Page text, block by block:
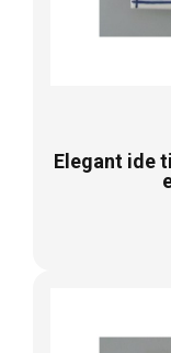
Elegant ide